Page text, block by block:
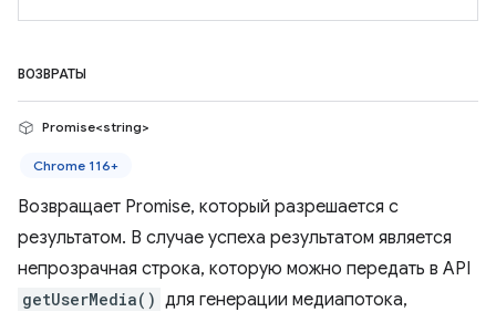
ВОЗВРАТЫ
Promise<string>
Chrome 116+
Возвращает Promise, который разрешается с
результатом. В случае успеха результатом является
непрозрачная строка, которую можно передать в API
getUserMedia() для генерации медиапотока,